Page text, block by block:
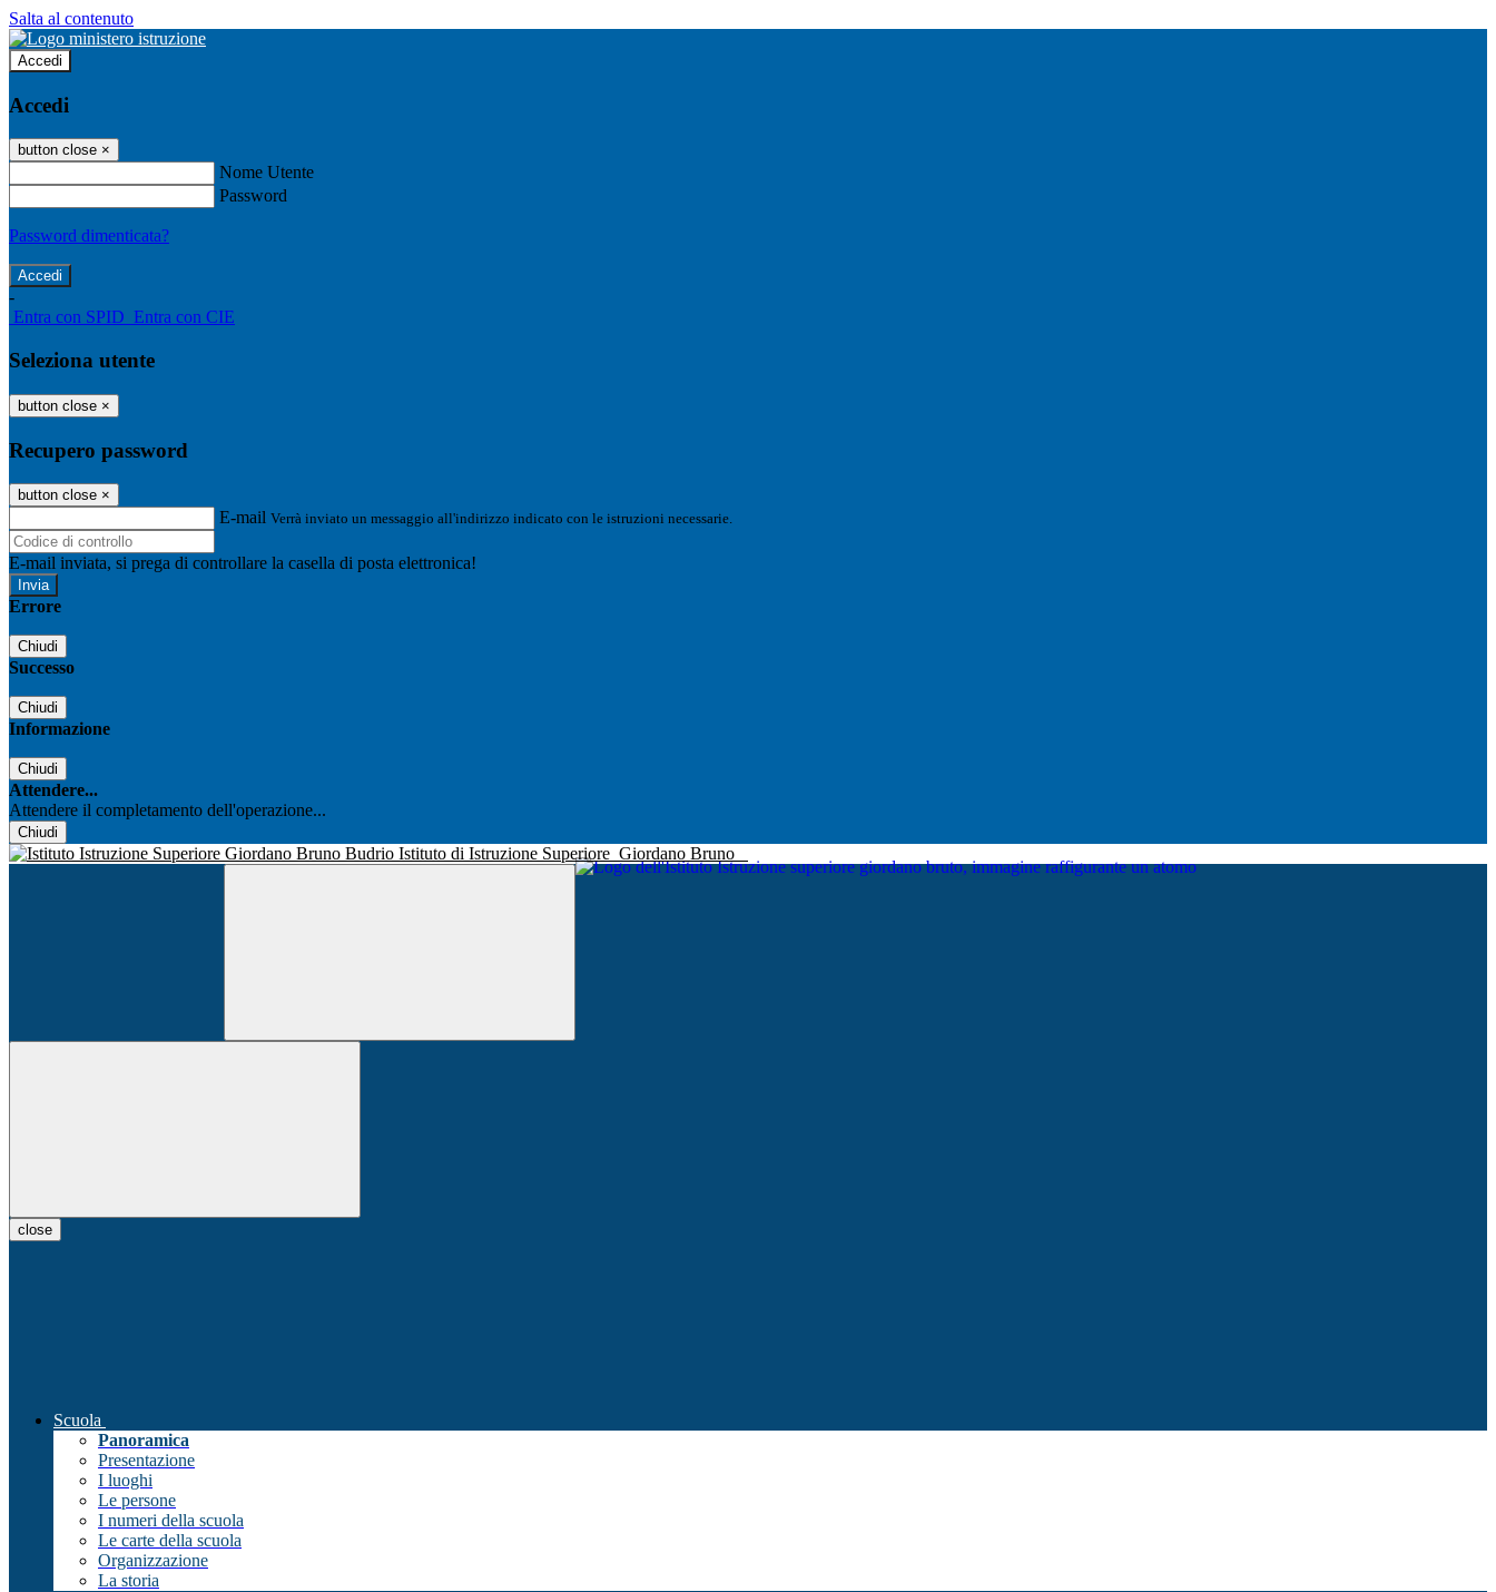
Salta al contenuto
Accedi
Accedi
button close ×
Nome Utente
Password
Password dimenticata?
-
Entra con SPID Entra con CIE
Seleziona utente
button close ×
Recupero password
button close ×
E-mail Verrà inviato un messaggio all'indirizzo indicato con le istruzioni necessarie.
E-mail inviata, si prega di controllare la casella di posta elettronica!
Errore
Chiudi
Successo
Chiudi
Informazione
Chiudi
Attendere...
Attendere il completamento dell'operazione...
Chiudi
Istituto di Istruzione Superiore Giordano Bruno
close
Scuola
Panoramica
Presentazione
I luoghi
Le persone
I numeri della scuola
Le carte della scuola
Organizzazione
La storia